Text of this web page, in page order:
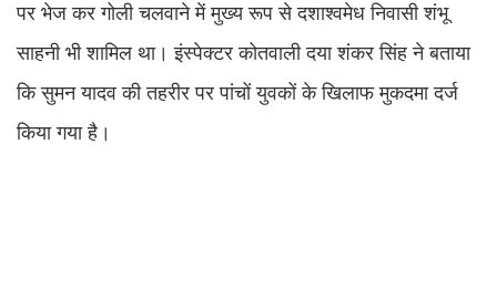
पर भेज कर गोली चलवाने में मुख्य रूप से दशाश्वमेध निवासी शंभू
साहनी भी शामिल था। इंस्पेक्टर कोतवाली दया शंकर सिंह ने बताया
कि सुमन यादव की तहरीर पर पांचों युवकों के खिलाफ मुकदमा दर्ज
किया गया है।